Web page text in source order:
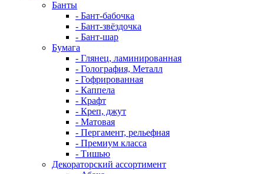
Банты
- Бант-бабочка
- Бант-звёздочка
- Бант-шар
Бумага
- Глянец, ламинированная
- Голография, Металл
- Гофрированная
- Каппела
- Крафт
- Креп, джут
- Матовая
- Пергамент, рельефная
- Премиум класса
- Тишью
Декораторский ассортимент